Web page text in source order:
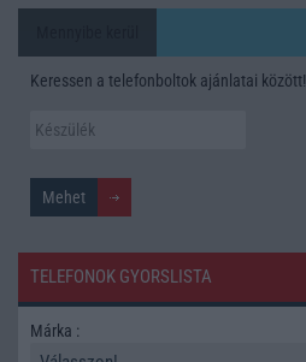
Keressen a telefonboltok ajánlatai között!
TELEFONOK GYORSLISTA
Márka :